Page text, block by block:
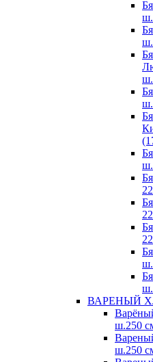
ВАРЕНЫЙ
ш.250
ш.250